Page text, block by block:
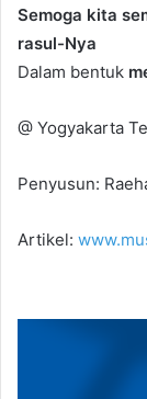
Semoga kita
rasul-Nya
Dalam bentuk
@ Yogyakarta
Penyusun:
Artikel: